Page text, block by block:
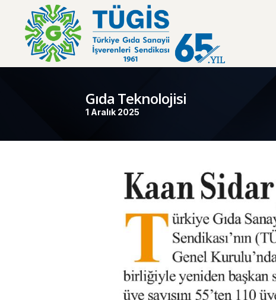
Gıda Teknolojisi
1 Aralık 2025